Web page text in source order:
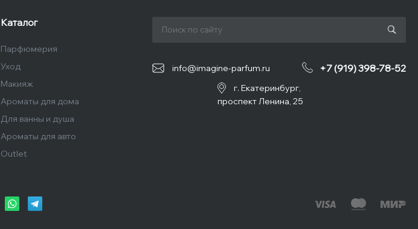
Каталог
Парфюмерия
Уход
Макияж
Ароматы для дома
Для ванны и душа
Ароматы для авто
Outlet
info@imagine-parfum.ru +7 (919) 398-78-52
г. Екатеринбург,
проспект Ленина, 25